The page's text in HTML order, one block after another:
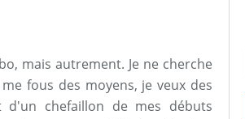
mais autrement. Je ne cherche
fous des moyens, je veux des
chefaillon de mes débuts